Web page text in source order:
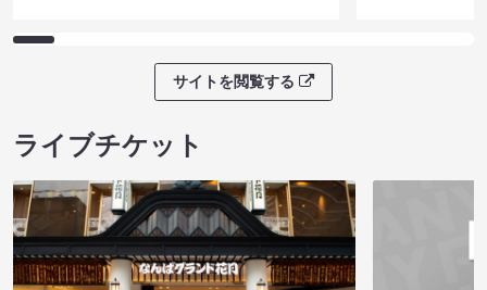
サイトを閲覧する
ライブチケット